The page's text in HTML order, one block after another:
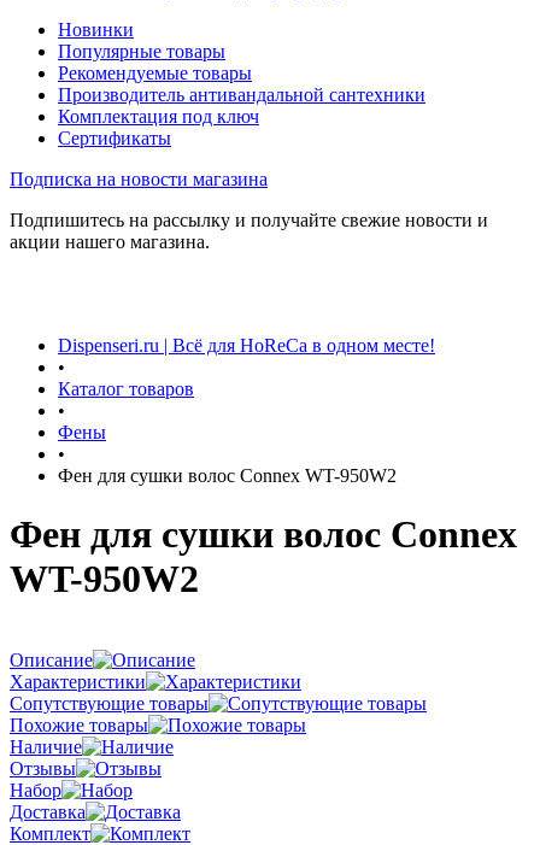
Новинки
Популярные товары
Рекомендуемые товары
Производитель антивандальной сантехники
Комплектация под ключ
Сертификаты
Подписка на новости магазина
Подпишитесь на рассылку и получайте свежие новости и
акции нашего магазина.
Dispenseri.ru | Всё для HoReCa в одном месте!
•
Каталог товаров
•
Фены
•
Фен для сушки волос Connex WT-950W2
Фен для сушки волос Connex
WT-950W2
Описание
Характеристики
Сопутствующие товары
Похожие товары
Наличие
Отзывы
Набор
Доставка
Комплект